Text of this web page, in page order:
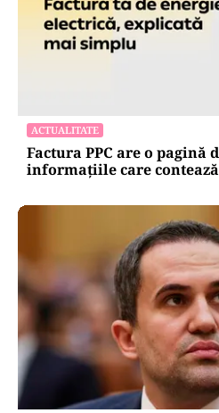
ACTUALITATE
Factura PPC are o pagină
informațiile care